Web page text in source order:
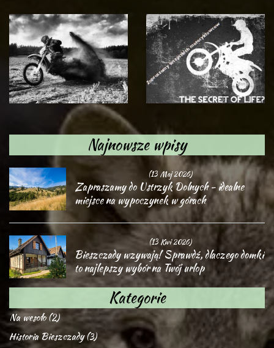
Najnowsze wpisy
(13 Maj 2026)
Zapraszamy do Ustrzyk Dolnych - idealne
miejsce na wypoczynek w górach
(13 Kwi 2026)
Bieszczady wzywają! Sprawdź, dlaczego domki
to najlepszy wybór na Twój urlop
Kategorie
Na wesoło (2)
Historia Bieszczady (3)